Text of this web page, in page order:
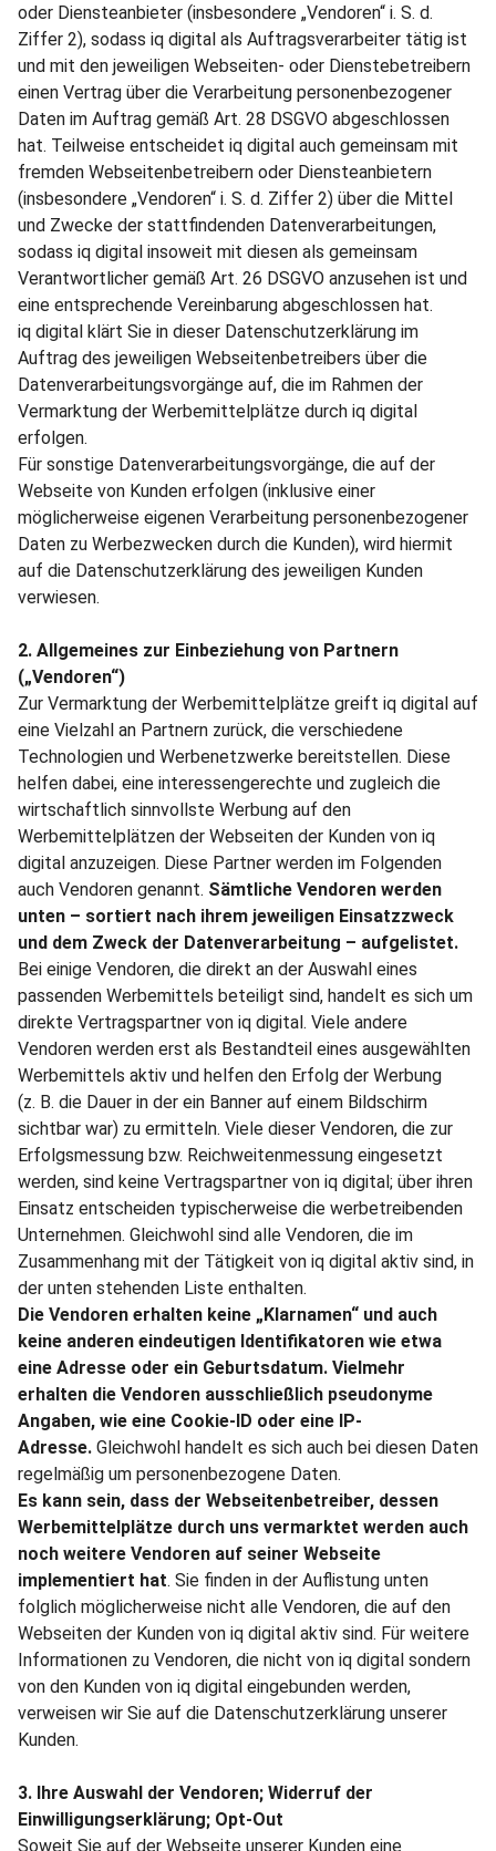
oder Diensteanbieter (insbesondere „Vendoren“ i. S. d.
Ziffer 2), sodass iq digital als Auftragsverarbeiter tätig ist
und mit den jeweiligen Webseiten- oder Dienstebetreibern
einen Vertrag über die Verarbeitung personenbezogener
Daten im Auftrag gemäß Art. 28 DSGVO abgeschlossen
hat. Teilweise entscheidet iq digital auch gemeinsam mit
fremden Webseitenbetreibern oder Diensteanbietern
(insbesondere „Vendoren“ i. S. d. Ziffer 2) über die Mittel
und Zwecke der stattfindenden Datenverarbeitungen,
sodass iq digital insoweit mit diesen als gemeinsam
Verantwortlicher gemäß Art. 26 DSGVO anzusehen ist und
eine entsprechende Vereinbarung abgeschlossen hat.
iq digital klärt Sie in dieser Datenschutzerklärung im
Auftrag des jeweiligen Webseitenbetreibers über die
Datenverarbeitungsvorgänge auf, die im Rahmen der
Vermarktung der Werbemittelplätze durch iq digital
erfolgen.
Für sonstige Datenverarbeitungsvorgänge, die auf der
Webseite von Kunden erfolgen (inklusive einer
möglicherweise eigenen Verarbeitung personenbezogener
Daten zu Werbezwecken durch die Kunden), wird hiermit
auf die Datenschutzerklärung des jeweiligen Kunden
verwiesen.
2. Allgemeines zur Einbeziehung von Partnern
(„Vendoren“)
Zur Vermarktung der Werbemittelplätze greift iq digital auf
eine Vielzahl an Partnern zurück, die verschiedene
Technologien und Werbenetzwerke bereitstellen. Diese
helfen dabei, eine interessengerechte und zugleich die
wirtschaftlich sinnvollste Werbung auf den
Werbemittelplätzen der Webseiten der Kunden von iq
digital anzuzeigen. Diese Partner werden im Folgenden
auch Vendoren genannt. Sämtliche Vendoren werden
unten – sortiert nach ihrem jeweiligen Einsatzzweck
und dem Zweck der Datenverarbeitung – aufgelistet.
Bei einige Vendoren, die direkt an der Auswahl eines
passenden Werbemittels beteiligt sind, handelt es sich um
direkte Vertragspartner von iq digital. Viele andere
Vendoren werden erst als Bestandteil eines ausgewählten
Werbemittels aktiv und helfen den Erfolg der Werbung
(z. B. die Dauer in der ein Banner auf einem Bildschirm
sichtbar war) zu ermitteln. Viele dieser Vendoren, die zur
Erfolgsmessung bzw. Reichweitenmessung eingesetzt
werden, sind keine Vertragspartner von iq digital; über ihren
Einsatz entscheiden typischerweise die werbetreibenden
Unternehmen. Gleichwohl sind alle Vendoren, die im
Zusammenhang mit der Tätigkeit von iq digital aktiv sind, in
der unten stehenden Liste enthalten.
Die Vendoren erhalten keine „Klarnamen“ und auch
keine anderen eindeutigen Identifikatoren wie etwa
eine Adresse oder ein Geburtsdatum. Vielmehr
erhalten die Vendoren ausschließlich pseudonyme
Angaben, wie eine Cookie-ID oder eine IP-
Adresse. Gleichwohl handelt es sich auch bei diesen Daten
regelmäßig um personenbezogene Daten.
Es kann sein, dass der Webseitenbetreiber, dessen
Werbemittelplätze durch uns vermarktet werden auch
noch weitere Vendoren auf seiner Webseite
implementiert hat. Sie finden in der Auflistung unten
folglich möglicherweise nicht alle Vendoren, die auf den
Webseiten der Kunden von iq digital aktiv sind. Für weitere
Informationen zu Vendoren, die nicht von iq digital sondern
von den Kunden von iq digital eingebunden werden,
verweisen wir Sie auf die Datenschutzerklärung unserer
Kunden.
3. Ihre Auswahl der Vendoren; Widerruf der
Einwilligungserklärung; Opt-Out
Soweit Sie auf der Webseite unserer Kunden eine